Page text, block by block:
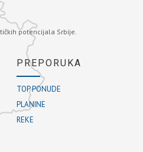
potencijala Srbije.
PREPORUKA
TOP PONUDE
PLANINE
REKE